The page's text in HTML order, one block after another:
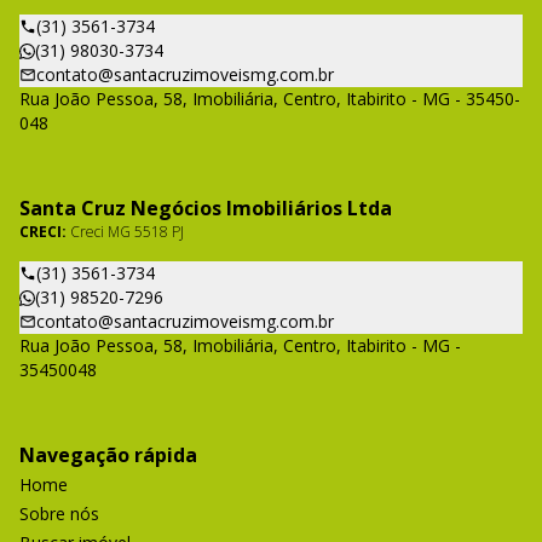
(31) 3561-3734
(31) 98030-3734
contato@santacruzimoveismg.com.br
Rua João Pessoa, 58, Imobiliária, Centro, Itabirito - MG - 35450-
048
Santa Cruz Negócios Imobiliários Ltda
CRECI: Creci MG 5518 PJ
(31) 3561-3734
(31) 98520-7296
contato@santacruzimoveismg.com.br
Rua João Pessoa, 58, Imobiliária, Centro, Itabirito - MG -
35450048
Navegação rápida
Home
Sobre nós